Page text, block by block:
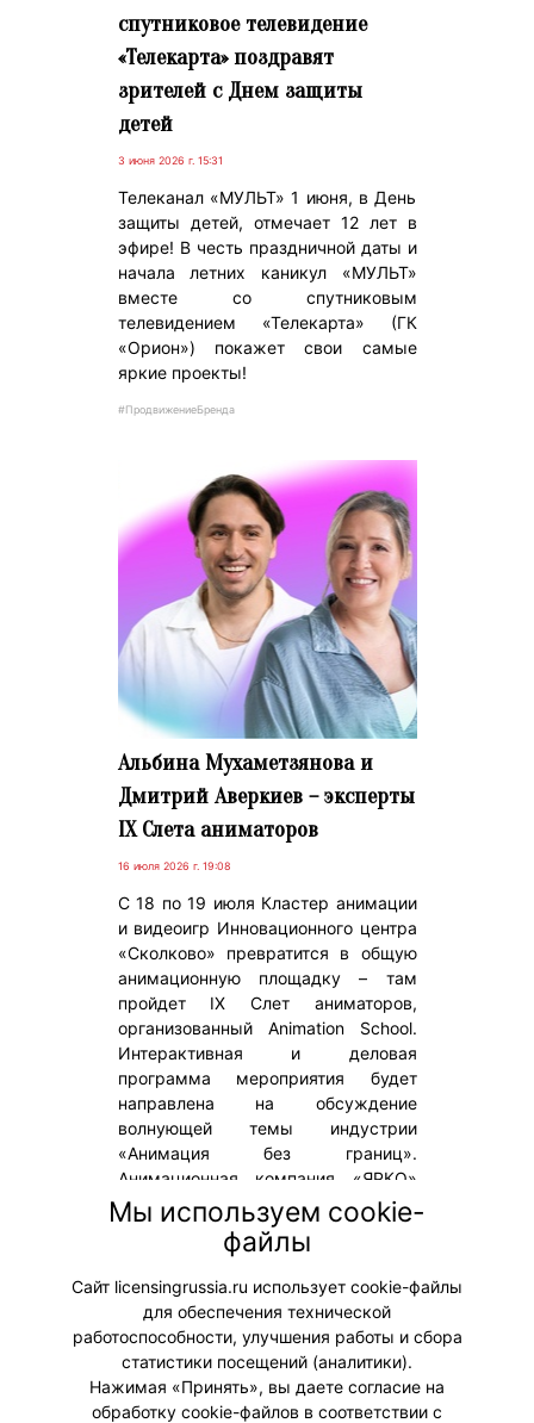
спутниковое телевидение
«Телекарта» поздравят
зрителей с Днем защиты
детей
3 июня 2026 г. 15:31
Телеканал «МУЛЬТ» 1 июня, в День
защиты детей, отмечает 12 лет в
эфире! В честь праздничной даты и
начала летних каникул «МУЛЬТ»
вместе со спутниковым
телевидением «Телекарта» (ГК
«Орион») покажет свои самые
яркие проекты!
#ПродвижениеБренда
Альбина Мухаметзянова и
Дмитрий Аверкиев – эксперты
IX Слета аниматоров
16 июля 2026 г. 19:08
С 18 по 19 июля Кластер анимации
и видеоигр Инновационного центра
«Сколково» превратится в общую
анимационную площадку – там
пройдет IX Слет аниматоров,
организованный Animation School.
Интерактивная и деловая
программа мероприятия будет
направлена на обсуждение
волнующей темы индустрии
«Анимация без границ».
Анимационная компания «ЯРКО»
(входит в «Газпром-Медиа
Холдинг») – один из ключевых
партнеров ежегодного масштабного
события.
#ПродвижениеБренда
Мы используем cookie-
файлы
Сайт licensingrussia.ru использует cookie-файлы
для обеспечения технической
работоспособности, улучшения работы и сбора
статистики посещений (аналитики).
Нажимая «Принять», вы даете согласие на
обработку cookie-файлов в соответствии с